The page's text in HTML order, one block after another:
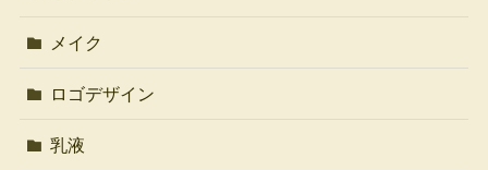
メイク
ロゴデザイン
乳液